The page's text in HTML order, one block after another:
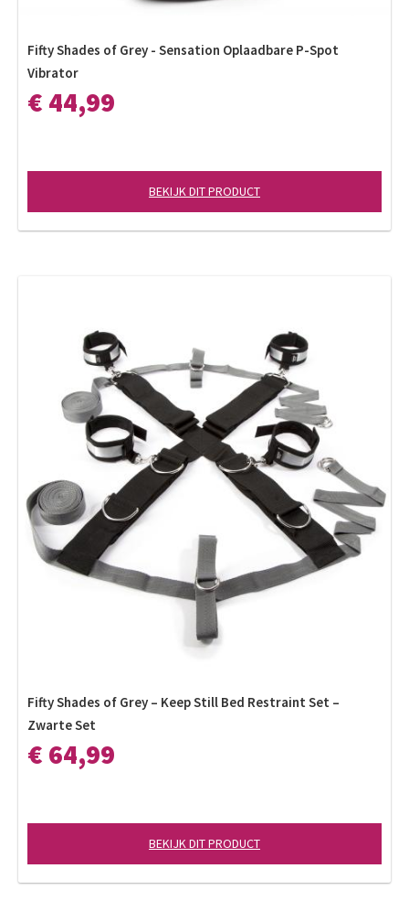
Fifty Shades of Grey - Sensation Oplaadbare P-Spot
Vibrator
€ 44,99
BEKIJK DIT PRODUCT
Fifty Shades of Grey – Keep Still Bed Restraint Set –
Zwarte Set
€ 64,99
BEKIJK DIT PRODUCT